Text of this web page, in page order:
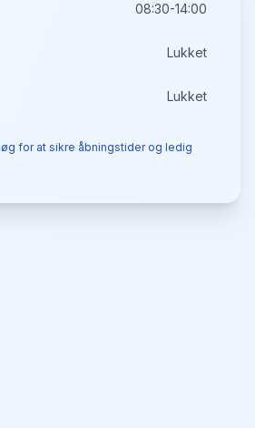
08:30-14:00
Lukket
Lukket
for at sikre åbningstider og ledig